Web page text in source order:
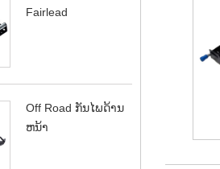
Fairlead
Off Road ກັນ​ໄພ​ດ້ານ​
ຫນ້າ​